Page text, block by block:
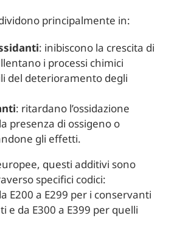
principalmente in:
: inibiscono la crescita di
i processi chimici
del deterioramento degli
: ritardano l’ossidazione
presenza di ossigeno o
gli effetti.
questi additivi sono
specifici codici:
E200 a E299 per i conservanti
e da E300 a E399 per quelli